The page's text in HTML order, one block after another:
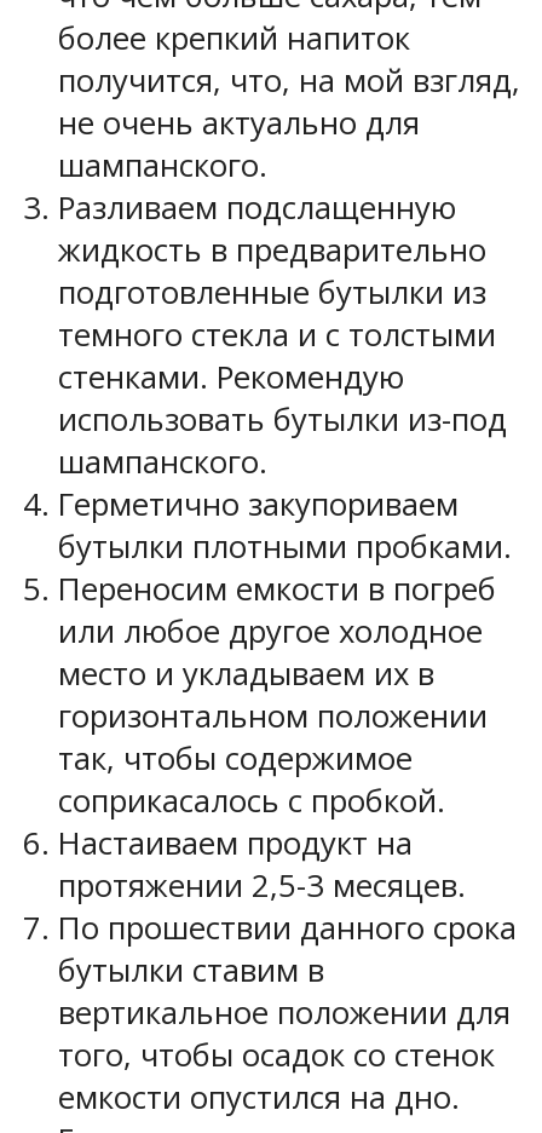
более крепкий напиток
получится, что, на мой взгляд,
не очень актуально для
шампанского.
Разливаем подслащенную
жидкость в предварительно
подготовленные бутылки из
темного стекла и с толстыми
стенками. Рекомендую
использовать бутылки из-под
шампанского.
Герметично закупориваем
бутылки плотными пробками.
Переносим емкости в погреб
или любое другое холодное
место и укладываем их в
горизонтальном положении
так, чтобы содержимое
соприкасалось с пробкой.
Настаиваем продукт на
протяжении 2,5-3 месяцев.
По прошествии данного срока
бутылки ставим в
вертикальное положении для
того, чтобы осадок со стенок
емкости опустился на дно.